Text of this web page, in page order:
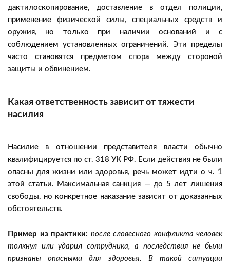
дактилоскопирование, доставление в отдел полиции,
применение физической силы, специальных средств и
оружия, но только при наличии оснований и с
соблюдением установленных ограничений. Эти пределы
часто становятся предметом спора между стороной
защиты и обвинением.
Какая ответственность зависит от тяжести
насилия
Насилие в отношении представителя власти обычно
квалифицируется по ст. 318 УК РФ. Если действия не были
опасны для жизни или здоровья, речь может идти о ч. 1
этой статьи. Максимальная санкция — до 5 лет лишения
свободы, но конкретное наказание зависит от доказанных
обстоятельств.
Пример из практики: после словесного конфликта человек
толкнул или ударил сотрудника, а последствия не были
признаны опасными для здоровья. В такой ситуации